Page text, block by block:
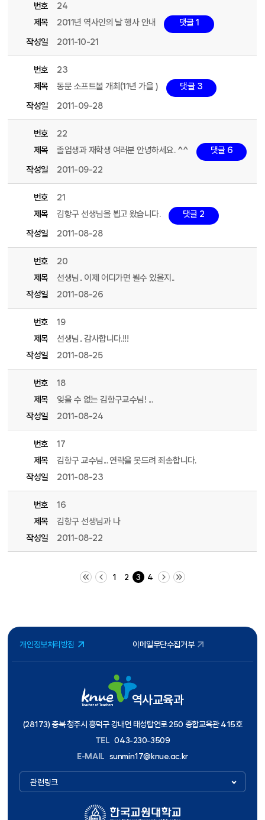
번호
24
제목
2011년 역사인의 날 행사 안내
댓글 1
작성일
2011-10-21
번호
23
제목
동문 소프트볼 개최(11년 가을 )
댓글 3
작성일
2011-09-28
번호
22
제목
졸업생과 재학생 여러분 안녕하세요. ^^
댓글 6
작성일
2011-09-22
번호
21
제목
김항구 선생님을 뵙고 왔습니다.
댓글 2
작성일
2011-08-28
번호
20
제목
선생님.. 이제 어디가면 뵐수 있을지..
작성일
2011-08-26
번호
19
제목
선생님.. 감사합니다.!!!
작성일
2011-08-25
번호
18
제목
잊을 수 없는 김항구교수님! ...
작성일
2011-08-24
번호
17
제목
김항구 교수님... 연락을 못드려 죄송합니다.
작성일
2011-08-23
번호
16
제목
김항구 선생님과 나
작성일
2011-08-22
처음 페이지 이전 10 페이지
1 2 3 4
다음 10 페이지 끝 페이지
개인정보처리방침 이메일무단수집거부
역사교육과
(28173) 충북 청주시 흥덕구 강내면 태성탑연로 250 종합교육관 415호
TEL 043-230-3509
E-MAIL sunmin17@knue.ac.kr
관련링크